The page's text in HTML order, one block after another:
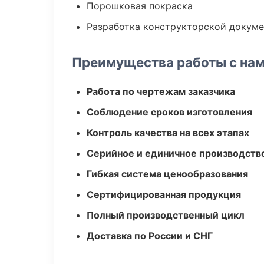
Порошковая покраска
Разработка конструкторской
Преимущества работы с
Работа по чертежам заказчика
Соблюдение сроков изготовления
Контроль качества на всех этапах
Серийное и единичное
Гибкая система ценообразования
Сертифицированная продукция
Полный производственный цикл
Доставка по России и СНГ